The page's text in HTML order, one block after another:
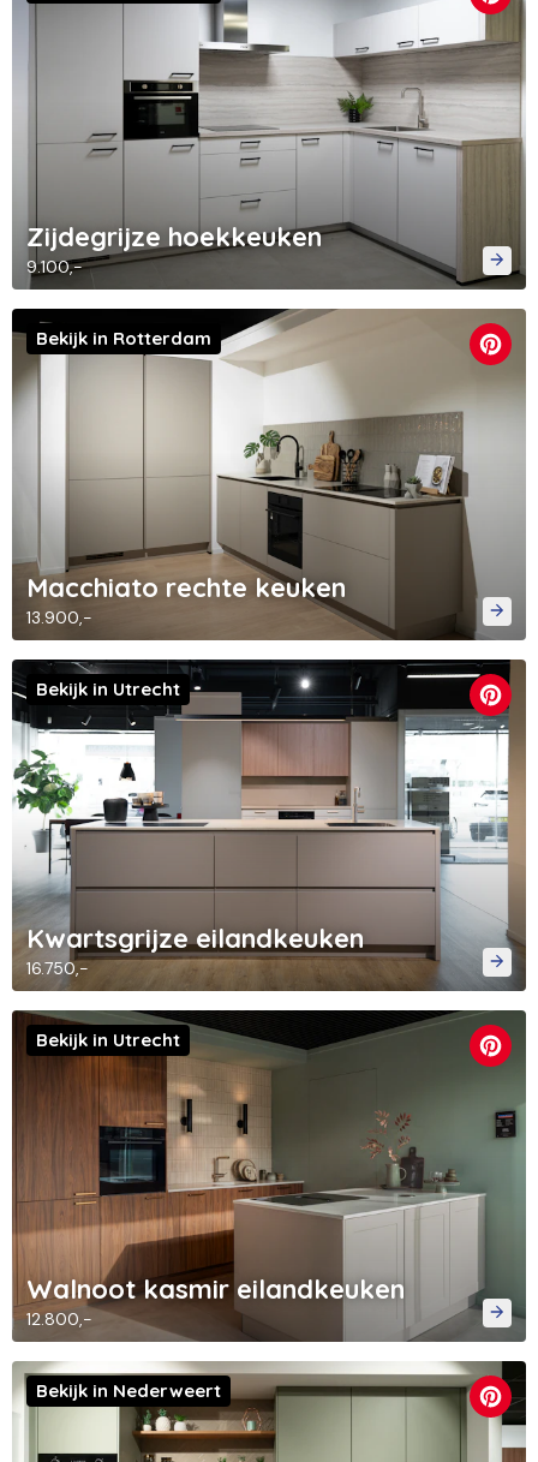
Zijdegrijze hoekkeuken
9.100,-
Macchiato rechte keuken
13.900,-
Bekijk in Rotterdam
Kwartsgrijze eilandkeuken
16.750,-
Bekijk in Utrecht
Walnoot kasmir eilandkeuken
12.800,-
Bekijk in Utrecht
Bekijk in Nederweert